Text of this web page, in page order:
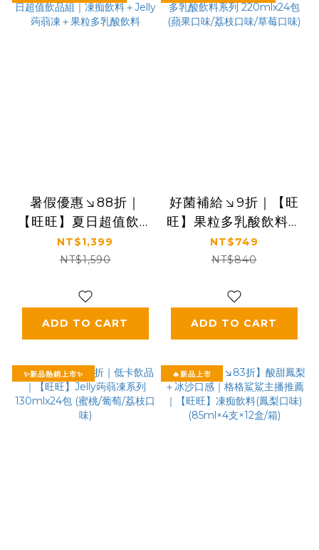
暑假優惠↘88折｜
【旺旺】夏日超值飲品
組｜凍痴飲料＋Jelly
蒟蒻凍＋果粒多乳酸飲
NT$1,399
NT$1,590
ADD TO CART
好菌補給↘9折｜【旺
旺】果粒多乳酸飲料系
列 220mlx24包 (蘋
果口味/荔枝口味/草莓
NT$749
NT$840
ADD TO CART
✨新品熱銷上市✨ 🔥新品上市